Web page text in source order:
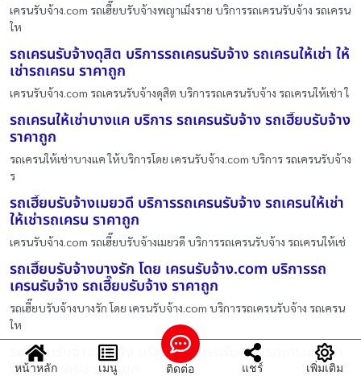
เครนรับจ้าง.com รถเฮี๊ยบรับจ้างพญาเม็งราย บริการรถเครนรับจ้าง รถเครน
ให
รถเครนรับจ้างดุสิต บริการรถเครนรับจ้าง รถเครนให้เช่า ให้
เช่ารถเครน ราคาถูก
เครนรับจ้าง.com รถเครนรับจ้างดุสิต บริการรถเครนรับจ้าง รถเครนให้เช่า ใ
รถเครนให้เช่าบางแค บริการ รถเครนรับจ้าง รถเฮี๊ยบรับจ้าง
ราคาถูก
รถเครนให้เช่าบางแค ให้บริการโดย เครนรับจ้าง.com บริการ รถเครนรับจ้าง
ร
รถเฮี๊ยบรับจ้างเมยวดี บริการรถเครนรับจ้าง รถเครนให้เช่า
ให้เช่ารถเครน ราคาถูก
เครนรับจ้าง.com รถเฮี๊ยบรับจ้างเมยวดี บริการรถเครนรับจ้าง รถเครนให้เช่
รถเฮี๊ยบรับจ้างบางรัก โดย เครนรับจ้าง.com บริการรถ
เครนรับจ้าง รถเฮี๊ยบรับจ้าง ราคาถูก
รถเฮี๊ยบรับจ้างบางรัก โดย เครนรับจ้าง.com บริการรถเครนรับจ้าง รถเครน
ให
รถเครนรับจ้างโนนสัง บริการรถเครนรับจ้าง รถเครนให้เช่า
ให้เช่ารถเครน ราคาถูก
หน้าหลัก เมนู ติดต่อ แชร์ เพิ่มเติม